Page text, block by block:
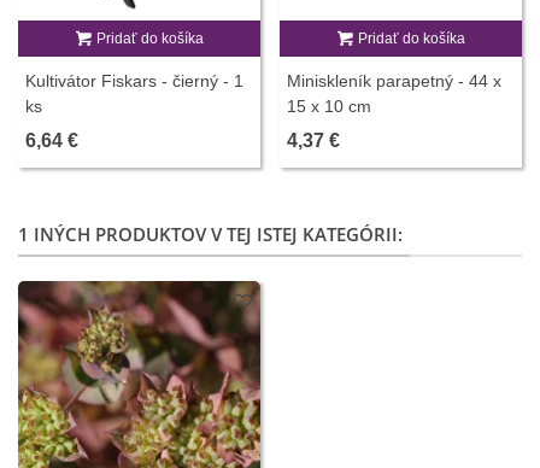
Pridať do košíka
Kultivátor Fiskars - čierný - 1
ks
6,64 €
Pridať do košíka
Miniskleník parapetný - 44 x
15 x 10 cm
4,37 €
1 INÝCH PRODUKTOV V TEJ ISTEJ KATEGÓRII: